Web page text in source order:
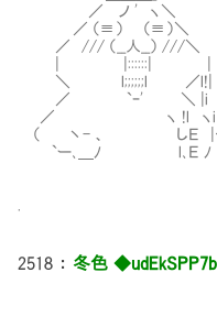
／ ノ ' ヽ＼
／ （≡） （≡）＼
／ /// （__人__） ///＼
| |::::::| |
＼ l;;;;;;l ／l!| ! これな
／ `ｰ' ＼ |i
／ ヽ !l ヽi
（ 丶- 、 しＥ |
`ー､＿ﾉ ∑ l､Ｅ ﾉ
2518 ： 冬色